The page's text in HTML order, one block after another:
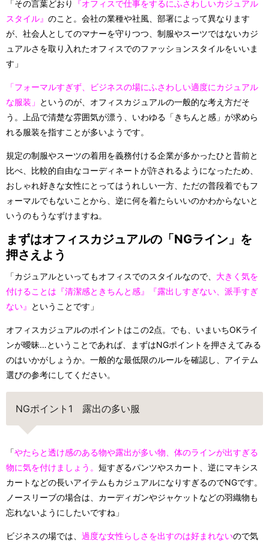
「その言葉どおり
『オフィスで仕事をするにふさわしいカジュアル
スタイル』 のこと。会社の業種や社風、部署によって異なります
が、社会人としてのマナーを守りつつ、制服やスーツではないカジ
ュアルさを取り入れたオフィスでのファッションスタイルをいいま
す」
「フォーマルすぎず、ビジネスの場にふさわしい適度にカジュアル
な服装」 というのが、オフィスカジュアルの一般的な考え方だそ
う。上品で清楚な雰囲気が漂う、いわゆる「きちんと感」が求めら
れる服装を指すことが多いようです。
規定の制服やスーツの着用を義務付ける企業が多かったひと昔前と
比べ、比較的自由なコーディネートが許されるようになったため、
おしゃれ好きな女性にとってはうれしい一方、ただの普段着でもフ
ォーマルでもないことから、逆に何を着たらいいのかわからないと
いうのもうなずけますね。
まずはオフィスカジュアルの「NGライン」を
押さえよう
「カジュアルといってもオフィスでのスタイルなので、 大きく気を
付けることは『清潔感ときちんと感』『露出しすぎない、派手すぎ
ない』 ということです」
オフィスカジュアルのポイントはこの2点。でも、いまいちOKライ
ンが曖昧…ということであれば、まずはNGポイントを押さえてみる
のはいかがしょうか。一般的な最低限のルールを確認し、アイテム
選びの参考にしてください。
NGポイント1 露出の多い服
「やたらと透け感のある物や露出が多い物、体のラインが出すぎる
物に気を付けましょう。 短すぎるパンツやスカート、逆にマキシス
カートなどの長いアイテムもカジュアルになりすぎるのでNGです。
ノースリーブの場合は、カーディガンやジャケットなどの羽織物も
忘れないようにしたいですね」
ビジネスの場では、 過度な女性らしさを出すのは好まれないので気